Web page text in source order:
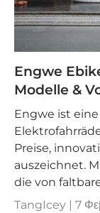
Engwe
Modelle &
Engwe ist
Preise,
auszeichnet.
die von
TangIcey | 7